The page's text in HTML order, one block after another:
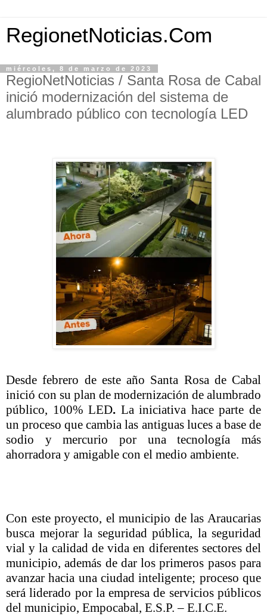
RegionetNoticias.Com
miércoles, 8 de marzo de 2023
RegioNetNoticias / Santa Rosa de Cabal
inició modernización del sistema de
alumbrado público con tecnología LED
Desde febrero de este año Santa Rosa de Cabal
inició con su plan de modernización de alumbrado
público, 100% LED. La iniciativa hace parte de
un proceso que cambia las antiguas luces a base de
sodio y mercurio por una tecnología más
ahorradora y amigable con el medio ambiente.
Con este proyecto, el municipio de las Araucarias
busca mejorar la seguridad pública, la seguridad
vial y la calidad de vida en diferentes sectores del
municipio, además de dar los primeros pasos para
avanzar hacia una ciudad inteligente; proceso que
será liderado por la empresa de servicios públicos
del municipio, Empocabal, E.S.P. – E.I.C.E.